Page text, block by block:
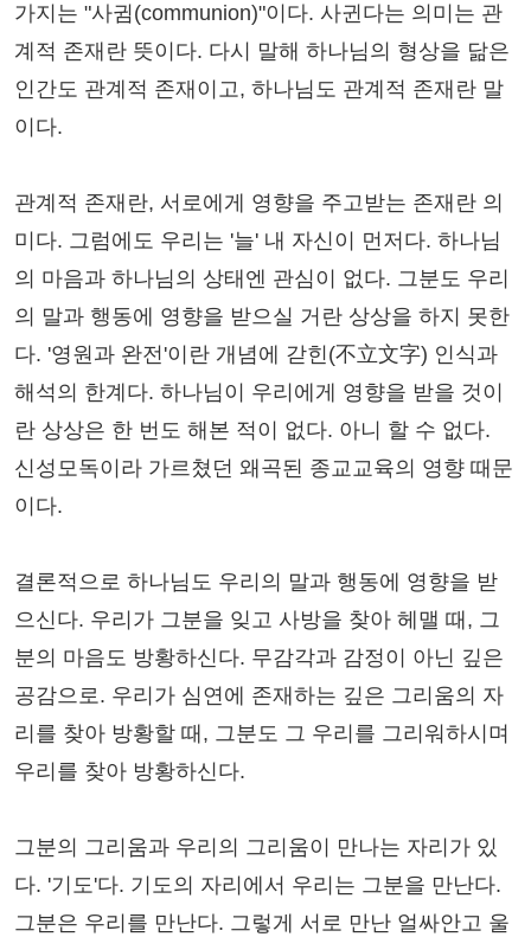
가지는 "사귐(communion)"이다. 사귄다는 의미는 관
계적 존재란 뜻이다. 다시 말해 하나님의 형상을 닮은
인간도 관계적 존재이고, 하나님도 관계적 존재란 말
이다.
관계적 존재란, 서로에게 영향을 주고받는 존재란 의
미다. 그럼에도 우리는 '늘' 내 자신이 먼저다. 하나님
의 마음과 하나님의 상태엔 관심이 없다. 그분도 우리
의 말과 행동에 영향을 받으실 거란 상상을 하지 못한
다. '영원과 완전'이란 개념에 갇힌(不立文字) 인식과
해석의 한계다. 하나님이 우리에게 영향을 받을 것이
란 상상은 한 번도 해본 적이 없다. 아니 할 수 없다.
신성모독이라 가르쳤던 왜곡된 종교교육의 영향 때문
이다.
결론적으로 하나님도 우리의 말과 행동에 영향을 받
으신다. 우리가 그분을 잊고 사방을 찾아 헤맬 때, 그
분의 마음도 방황하신다. 무감각과 감정이 아닌 깊은
공감으로. 우리가 심연에 존재하는 깊은 그리움의 자
리를 찾아 방황할 때, 그분도 그 우리를 그리워하시며
우리를 찾아 방황하신다.
그분의 그리움과 우리의 그리움이 만나는 자리가 있
다. '기도'다. 기도의 자리에서 우리는 그분을 만난다.
그분은 우리를 만난다. 그렇게 서로 만난 얼싸안고 울